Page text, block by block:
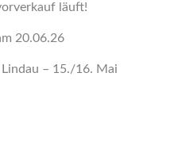
läuft!
20.06.26
Lindau – 15./16. Mai